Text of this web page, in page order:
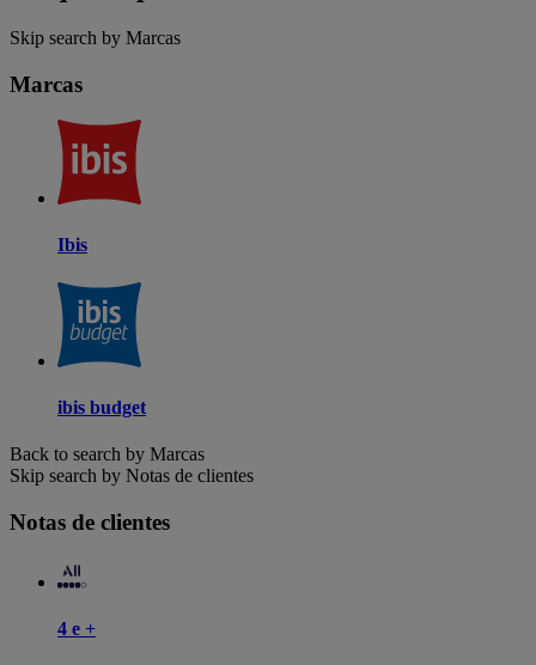
Skip search by Marcas
Marcas
Ibis
ibis budget
Back to search by Marcas
Skip search by Notas de clientes
Notas de clientes
4 e +